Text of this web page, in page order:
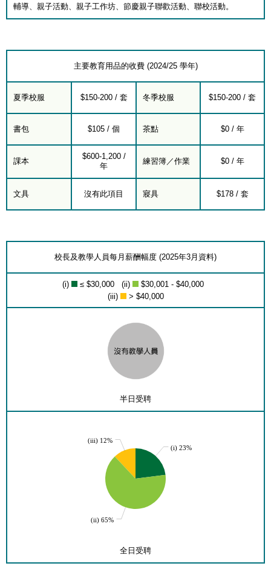
輔導、親子活動、親子工作坊、節慶親子聯歡活動、聯校活動。
主要教育用品的收費 (2024/25 學年)
夏季校服 $150-200 / 套 冬季校服 $150-200 / 套
書包 $105 / 個 茶點 $0 / 年
課本
$600-1,200 /
年
練習簿／作業 $0 / 年
文具 沒有此項目 寢具 $178 / 套
校長及教學人員每月薪酬幅度 (2025年3月資料)
(i) ≤ $30,000 (ii)
$30,001 - $40,000
(iii)
> $40,000
半日受聘
(iii) 12%
(i) 23%
(ii) 65%
全日受聘